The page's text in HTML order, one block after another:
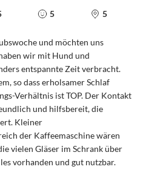
5 5
und möchten uns
wir mit Hund und
entspannte Zeit verbracht.
so dass erholsamer Schlaf
Verhältnis ist TOP. Der Kontakt
und hilfsbereit, die
Kleiner
der Kaffeemaschine wären
vielen Gläser im Schrank über
vorhanden und gut nutzbar.